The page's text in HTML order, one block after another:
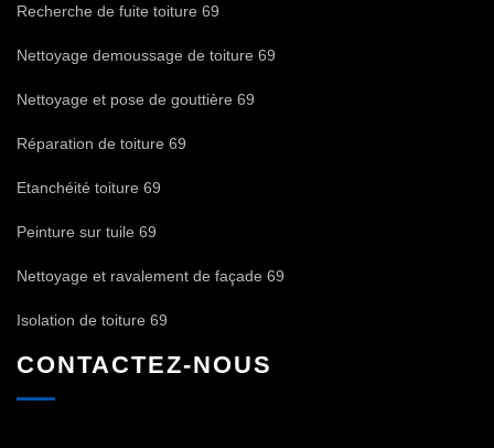
Recherche de fuite toiture 69
Nettoyage demoussage de toiture 69
Nettoyage et pose de gouttière 69
Réparation de toiture 69
Etanchéité toiture 69
Peinture sur tuile 69
Nettoyage et ravalement de façade 69
Isolation de toiture 69
CONTACTEZ-NOUS